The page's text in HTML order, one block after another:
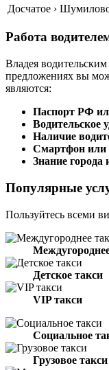
Досчатое ›
Работа
Владея
предложениях вы
являются:
Паспорт РФ
Водительское
Наличие
Смартфон или
Знание города
Популярные
Пользуйтесь всеми
Детское такси
VIP такси
Социальное
Грузовое такси